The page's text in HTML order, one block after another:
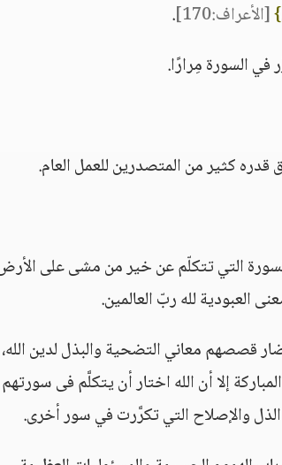
[الأعراف:170]
.
في السورة مِرارًا.
كثير من المتصدرين للعمل العام.
السورة التي تتكلّم عن خير من مشى على
العبودية لله ربّ العالمين.
قصصهم معاني التضحية والبذل لدين الله،
إلا أن الله اختار أن يتكلَّم فى
والإصلاح التي تكرَّرت في سور أخرى.